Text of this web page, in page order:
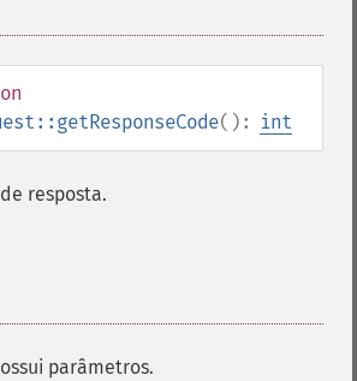
(): int
resposta.
parâmetros.